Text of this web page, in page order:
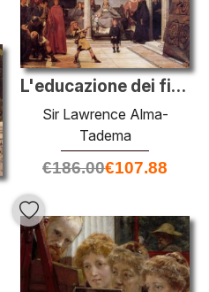
L'educazione dei figli di Clodoveo
Sir Lawrence Alma-
Tadema
€186.00€107.88